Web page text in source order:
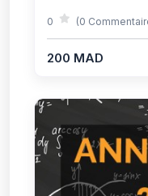
0 (0
200 MAD